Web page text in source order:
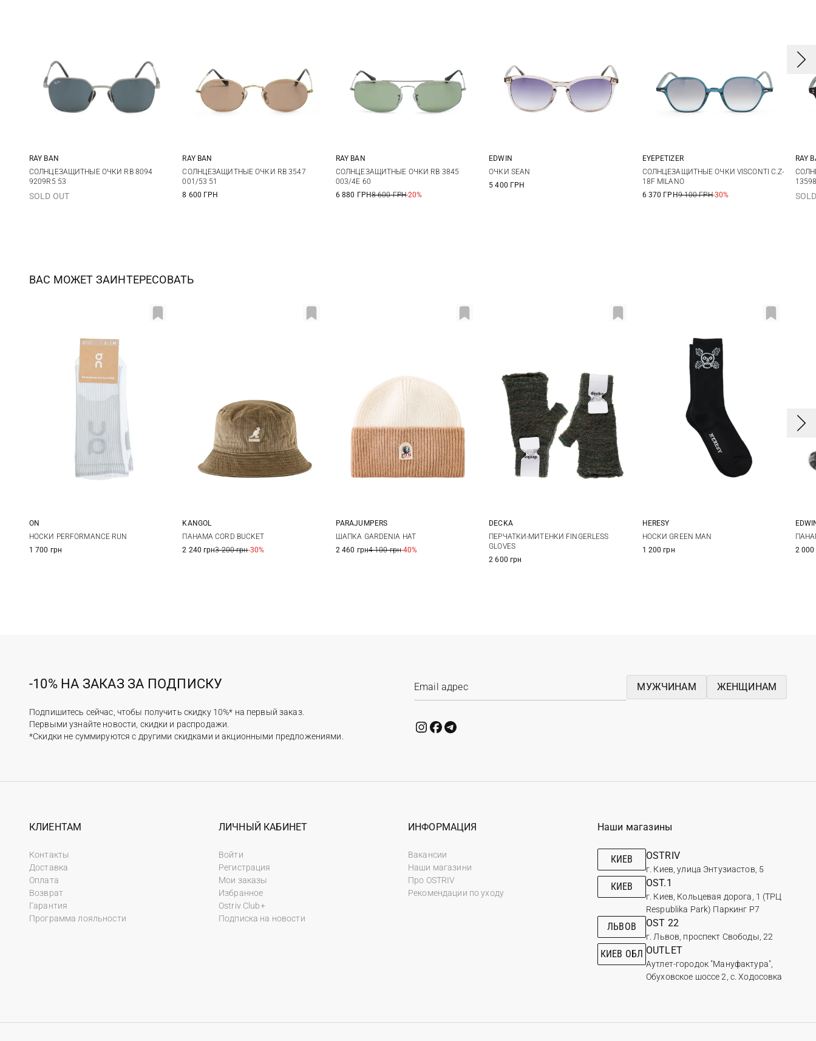
One size
RAY BAN
СОЛНЦЕЗАЩИТНЫЕ ОЧКИ RB 8094
9209R5 53
SOLD OUT
One size
RAY BAN
СОЛНЦЕЗАЩИТНЫЕ ОЧКИ RB 3547
001/53 51
8 600 ГРН
One size
RAY BAN
СОЛНЦЕЗАЩИТНЫЕ ОЧКИ RB 3845
003/4E 60
6 880 ГРН8 600 ГРН-20%
EDWIN
ОЧКИ SEAN
5 400 ГРН
One size
EYEPETIZER
СОЛНЦЕЗАЩИТНЫЕ ОЧКИ VISCONTI C.Z-
18F MILANO
6 370 ГРН9 100 ГРН-30%
RAY
ВАС МОЖЕТ ЗАИНТЕРЕСОВАТЬ
L
ON
НОСКИ PERFORMANCE RUN
1 700 грн
M L
KANGOL
ПАНАМА CORD BUCKET
2 240 грн3 200 грн-30%
S/M L/XL
PARAJUMPERS
ШАПКА GARDENIA HAT
2 460 грн4 100 грн-40%
1
DECKA
ПЕРЧАТКИ-МИТЕНКИ FINGERLESS
GLOVES
2 600 грн
One size
HERESY
НОСКИ GREEN MAN
1 200 грн
1
2 000
-10% НА ЗАКАЗ ЗА ПОДПИСКУ
Подпишитесь сейчас, чтобы получить скидку 10%* на первый заказ.
Первыми узнайте новости, скидки и распродажи.
*Скидки не суммируются с другими скидками и акционными предложениями.
МУЖЧИНАМ ЖЕНЩИНАМ
КЛИЕНТАМ
Контакты
Доставка
Оплата
Возврат
Гарантия
Программа лояльности
ЛИЧНЫЙ КАБИНЕТ
Войти
Регистрация
Мои заказы
Избранное
Ostriv Club+
Подписка на новости
ИНФОРМАЦИЯ
Вакансии
Наши магазини
Про OSTRIV
Рекомендации по уходу
Наши магазины
КИЕВ OSTRIV
г. Киев, улица Энтузиастов, 5
КИЕВ OST.1
г. Киев, Кольцевая дорога, 1 (ТРЦ
Respublika Park) Паркинг Р7
ЛЬВОВ OST 22
г. Львов, проспект Свободы, 22
КИЕВ ОБЛ OUTLET
Аутлет-городок "Мануфактура",
Обуховское шоссе 2, с. Ходосовка